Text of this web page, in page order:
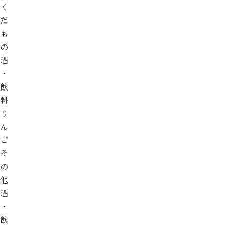
く
だ
も
の
酒
・
飲
料
り
ん
ご
そ
の
他
酒
・
飲